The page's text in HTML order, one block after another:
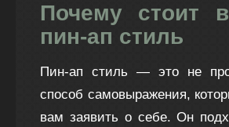
Почему стоит
пин-ап стиль
Пин-ап стиль — это не
способ самовыражения,
вам заявить о себе. Он